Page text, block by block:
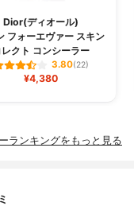
Dior(ディオール)
フォーエヴァー スキン
レクト コンシーラー
3.80(22)
¥4,380
ランキングをもっと見る